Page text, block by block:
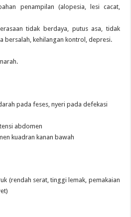
penampilan (alopesia, lesi cacat,
tidak berdaya, putus asa, tidak
bersalah, kehilangan kontrol, depresi.
pada feses, nyeri pada defekasi
abdomen
kuadran kanan bawah
(rendah serat, tinggi lemak, pemakaian